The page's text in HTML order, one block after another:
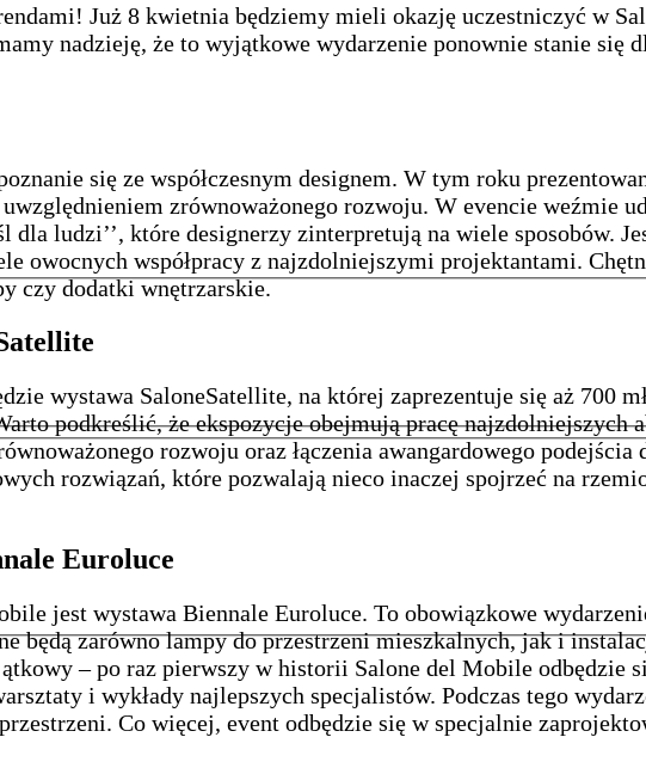
Już 8 kwietnia będziemy mieli okazję uczestniczyć w
nadzieję, że to wyjątkowe wydarzenie ponownie stanie się
się ze współczesnym designem. W tym roku
zrównoważonego rozwoju. W evencie weźmie
ludzi’’, które designerzy zinterpretują na wiele sposobów.
owocnych współpracy z najzdolniejszymi projektantami.
czy dodatki wnętrzarskie.
wystawa SaloneSatellite, na której zaprezentuje się aż 700
podkreślić, że ekspozycje obejmują pracę najzdolniejszych
rozwoju oraz łączenia awangardowego podejścia
rozwiązań, które pozwalają nieco inaczej spojrzeć na
Euroluce
jest wystawa Biennale Euroluce. To obowiązkowe
będą zarówno lampy do przestrzeni mieszkalnych, jak i
– po raz pierwszy w historii Salone del Mobile odbędzie
i wykłady najlepszych specjalistów. Podczas tego
Co więcej, event odbędzie się w specjalnie